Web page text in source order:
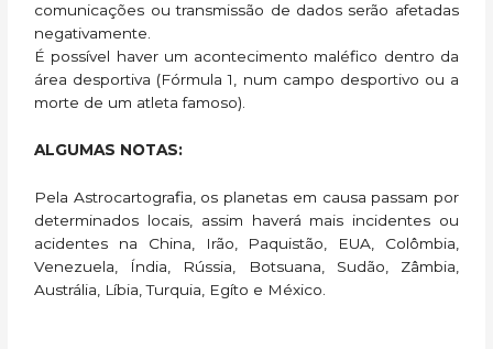
comunicações ou transmissão de dados serão afetadas
negativamente.
É possível haver um acontecimento maléfico dentro da
área desportiva (Fórmula 1, num campo desportivo ou a
morte de um atleta famoso).
ALGUMAS NOTAS:
Pela Astrocartografia, os planetas em causa passam por
determinados locais, assim haverá mais incidentes ou
acidentes na China, Irão, Paquistão, EUA, Colômbia,
Venezuela, Índia, Rússia, Botsuana, Sudão, Zâmbia,
Austrália, Líbia, Turquia, Egíto e México.